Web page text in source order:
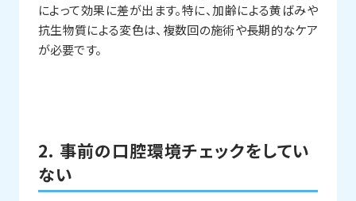
によって効果に差が出ます。特に、加齢による黄ばみや
抗生物質による変色は、複数回の施術や長期的なケア
が必要です。
2. 事前の口腔環境チェックをしてい
ない